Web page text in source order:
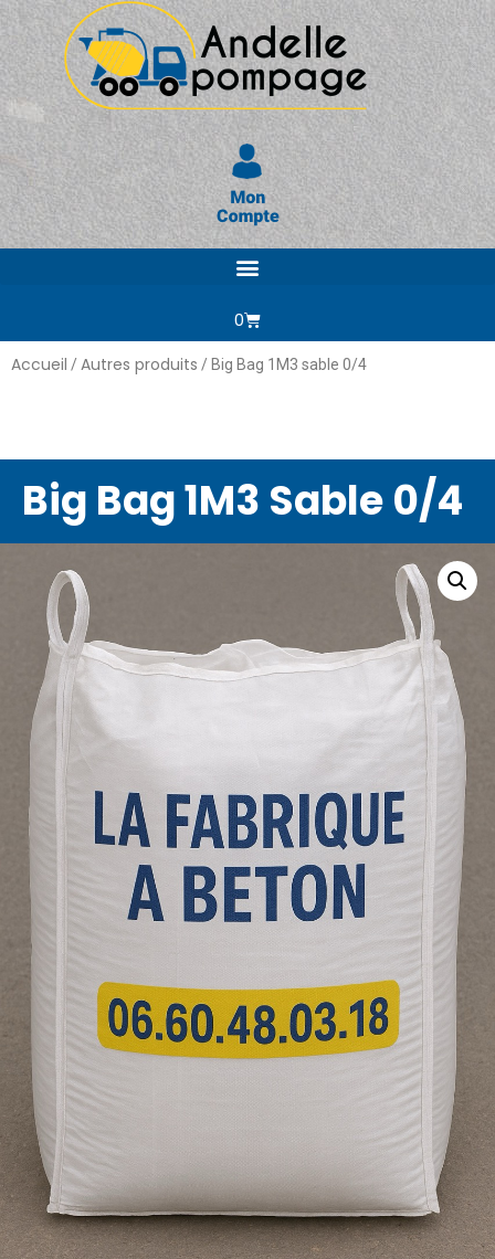
0
Accueil /Autres produits / Big Bag 1M3 sable 0/4
Big Bag 1M3 Sable 0/4